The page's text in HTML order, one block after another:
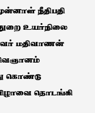
நீதிபதி
உயர்நிலை
மதிவாணன்
கொண்டு
தொடங்கி